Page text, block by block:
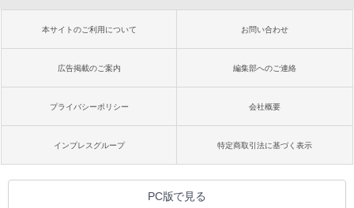
本サイトのご利用について お問い合わせ
広告掲載のご案内 編集部へのご連絡
プライバシーポリシー 会社概要
インプレスグループ 特定商取引法に基づく表示
PC版で見る